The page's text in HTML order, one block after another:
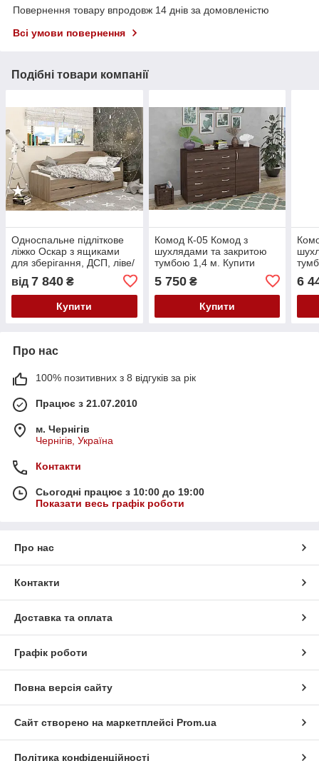
Повернення товару впродовж 14 днів за домовленістю
Всі умови повернення
Подібні товари компанії
Односпальне підліткове
ліжко Оскар з ящиками
для зберігання, ДСП, ліве/
від 7 840 ₴
Купити
Комод К-05 Комод з
шухлядами та закритою
тумбою 1,4 м. Купити
5 750₴
Купити
6
Про нас
100% позитивних з 8 відгуків за рік
Працює з 21.07.2010
м. Чернігів
Чернігів, Україна
Контакти
Сьогодні працює з 10:00 до 19:00
Показати весь графік роботи
Про нас
Контакти
Доставка та оплата
Графік роботи
Повна версія сайту
Сайт створено на маркетплейсі Prom.ua
Політика конфіденційності